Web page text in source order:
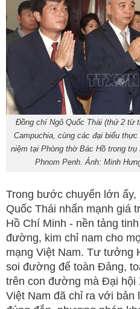
Đồng chí Ngô Quốc Thái (thứ 2 từ
Campuchia, cùng các đại biểu
niệm tại Phòng thờ Bác Hồ trong
Phnom Penh. Ảnh: Minh
Trong bước chuyển lớn
Quốc Thái nhấn mạnh giá
Hồ Chí Minh - nền tảng
đường, kim chỉ nam cho
mạng Việt Nam. Tư tưởng
soi đường để toàn Đảng,
trên con đường mà Đại hội
Việt Nam đã chỉ ra với bản